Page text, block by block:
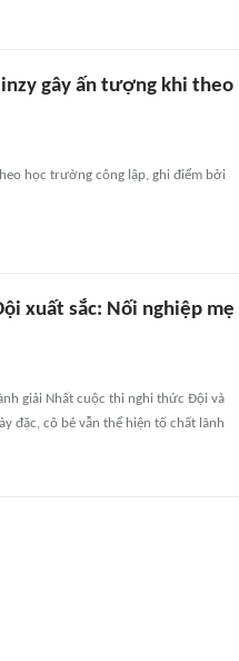
gây ấn tượng khi theo
học trường công lập, ghi điểm bởi
xuất sắc: Nối nghiệp mẹ
giải Nhất cuộc thi nghi thức Đội và
đặc, cô bé vẫn thể hiện tố chất lãnh